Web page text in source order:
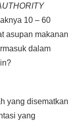
10 – 60
asupan makanan
dalam
yang disematkan
yang